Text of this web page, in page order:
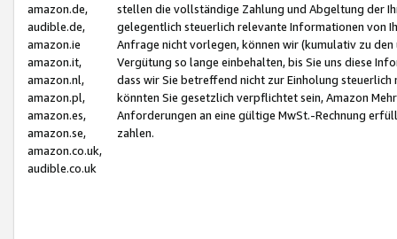
amazon.de,
audible.de,
amazon.ie
amazon.it,
amazon.nl,
amazon.pl,
amazon.es,
amazon.se,
amazon.co.uk,
audible.co.uk
stellen die vollständige Zahlung und Abgeltung der
gelegentlich steuerlich relevante Informationen von
Anfrage nicht vorlegen, können wir (kumulativ zu
Vergütung so lange einbehalten, bis Sie uns diese
dass wir Sie betreffend nicht zur Einholung
könnten Sie gesetzlich verpflichtet sein, Amazon
Anforderungen an eine gültige MwSt.-Rechnung
zahlen.